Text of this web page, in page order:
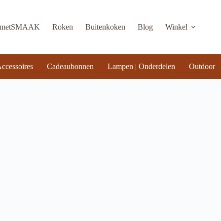
Roken Buitenkoken Blog Winkel
Cadeaubonnen Lampen | Onderdelen Outdoor